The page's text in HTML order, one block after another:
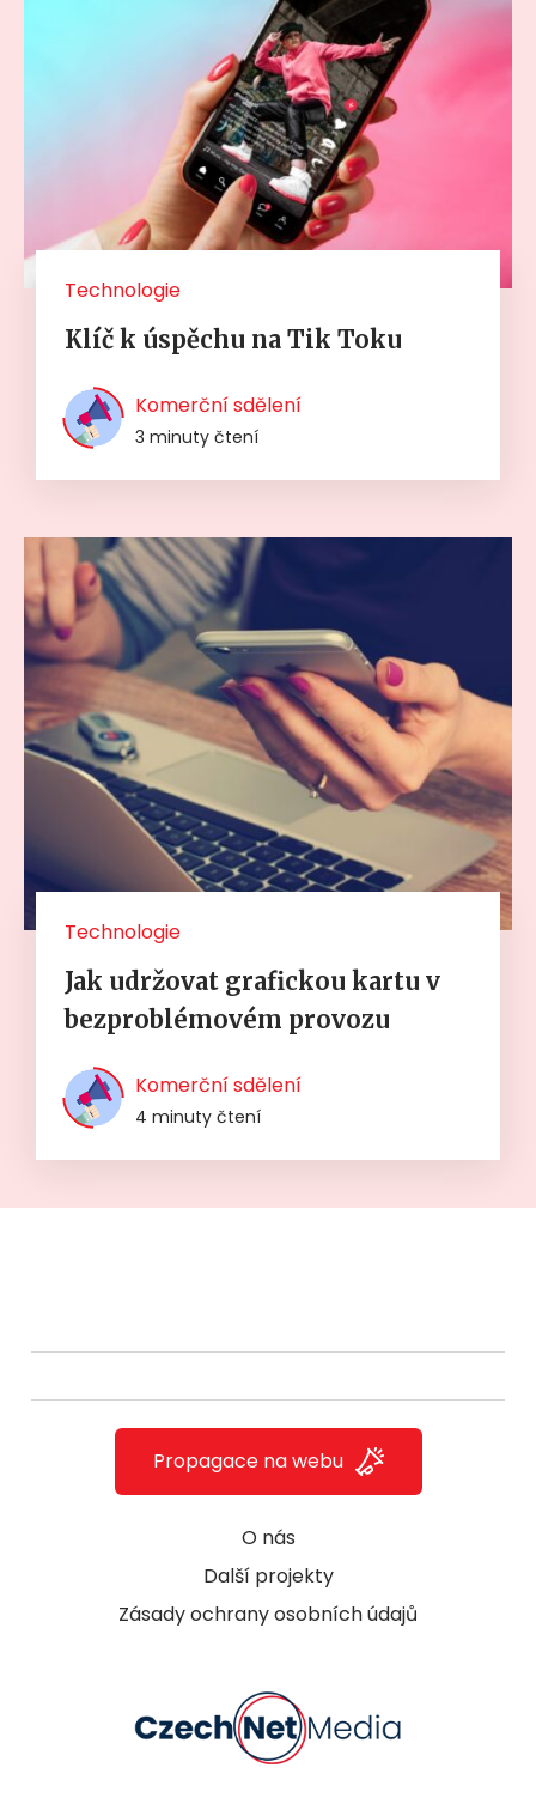
Technologie
Klíč k úspěchu na Tik Toku
Komerční sdělení
3 minuty čtení
Technologie
Jak udržovat grafickou kartu v
bezproblémovém provozu
Komerční sdělení
4 minuty čtení
O nás
Další projekty
Zásady ochrany osobních údajů
Propagace na webu